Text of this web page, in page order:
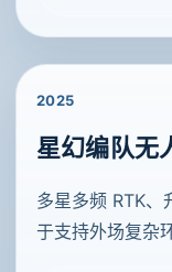
2025
星幻编队无
多星多频 RTK、
于支持外场复杂